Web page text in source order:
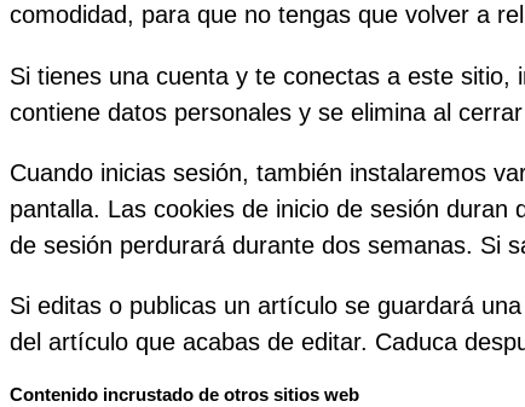
comodidad, para que no tengas que volver a
Si tienes una cuenta y te conectas a este
contiene datos personales y se elimina al
Cuando inicias sesión, también instalaremos
pantalla. Las cookies de inicio de sesión duran
de sesión perdurará durante dos semanas. Si
Si editas o publicas un artículo se guardará
del artículo que acabas de editar. Caduca
Contenido incrustado de otros sitios web